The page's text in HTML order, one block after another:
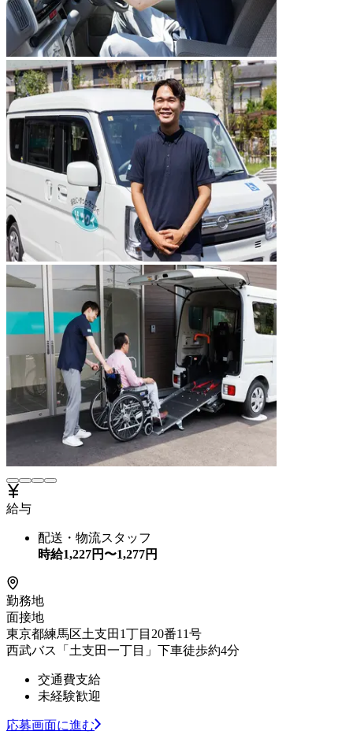
給与
配送・物流スタッフ
時給1,227円〜1,277円
勤務地
面接地
東京都練馬区土支田1丁目20番11号
西武バス「土支田一丁目」下車徒歩約4分
交通費支給
未経験歓迎
応募画面に進む